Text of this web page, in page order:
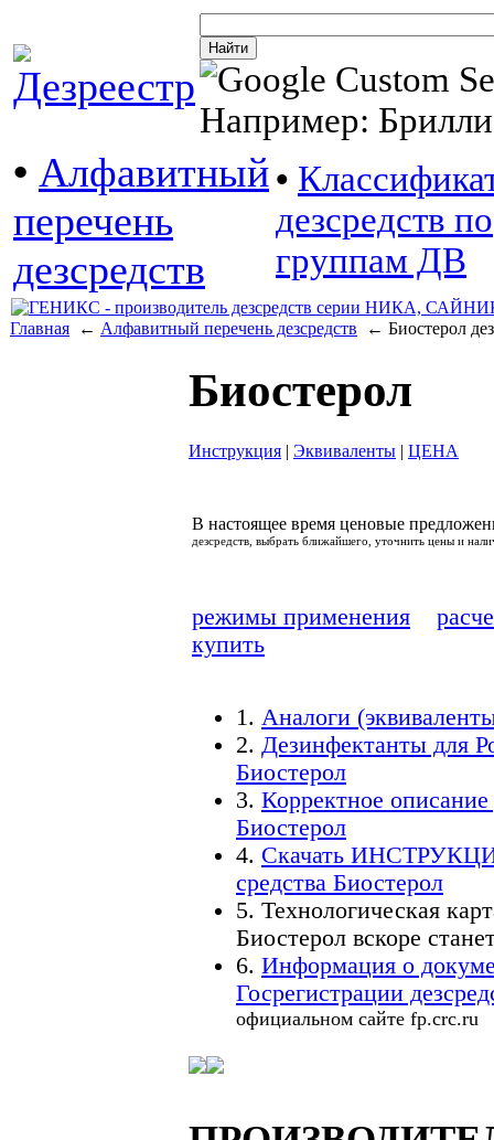
Например:
• Алфавитный
перечень
дезсредств
•
дезсредств по
группам ДВ
Главная ← Алфавитный перечень дезсредств ← Биостерол
Биостерол
Инструкция | Эквиваленты | ЦЕНА
В настоящее время ценовые
дезсредств, выбрать ближайшего, уточнить цены и
режимы применения
купить
1. Аналоги
2. Дезинфектанты для
Биостерол
3. Корректное
Биостерол
4. Скачать
средства Биостерол
5. Технологическая
Биостерол вскоре
6. Информация о
Госрегистрации
официальном сайте fp.crc.ru